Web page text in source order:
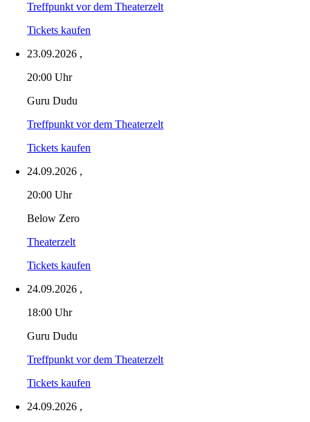
Treffpunkt vor dem Theaterzelt
Tickets kaufen
23.09.2026 ,
20:00 Uhr
Guru Dudu
Treffpunkt vor dem Theaterzelt
Tickets kaufen
24.09.2026 ,
20:00 Uhr
Below Zero
Theaterzelt
Tickets kaufen
24.09.2026 ,
18:00 Uhr
Guru Dudu
Treffpunkt vor dem Theaterzelt
Tickets kaufen
24.09.2026 ,